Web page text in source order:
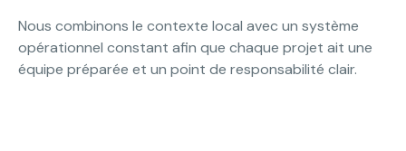
Nous combinons le contexte local avec un système
opérationnel constant afin que chaque projet ait une
équipe préparée et un point de responsabilité clair.